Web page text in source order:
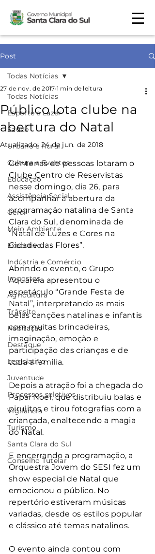
Post
Todas Notícias
Esporte e Lazer
Saúde
Urbano e Rural
Cultura e Eventos
Educação
Assistência Social
Geral
Meio Ambiente
Executivo
Indústria e Comércio
Impostos
Agricultura
Trânsito
Habitação
Destaque
Legislativo
Juventude
Processos seletivos
Vigilância
Turismo
Santa Clara do Sul
Conselho Tutelar
Todas Notícias
Público lota clube na
abertura do Natal
27 de nov. de 2017 1 min de leitura
Atualizado: 24 de jun. de 2018
Centenas de pessoas lotaram o
Clube Centro de Reservistas
nesse domingo, dia 26, para
acompanhar a abertura da
programação natalina de Santa
Clara do Sul, denominada de
“Natal de Luzes e Cores na
Cidade das Flores”.
Abrindo o evento, o Grupo
Aquarela apresentou o
espetáculo “Grande Festa de
Natal”, interpretando as mais
belas canções natalinas e infantis
com muitas brincadeiras,
imaginação, emoção e
participação das crianças e de
toda a família.
Depois a atração foi a chegada do
Papai Noel, que distribuiu balas e
pirulitos e tirou fotografias com a
criançada, enaltecendo a magia
do Natal.
E encerrando a programação, a
Orquestra Jovem do SESI fez um
show especial de Natal que
emocionou o público. No
repertório estiveram músicas
variadas, desde os estilos popular
e clássico até temas natalinos.
O evento ainda contou com